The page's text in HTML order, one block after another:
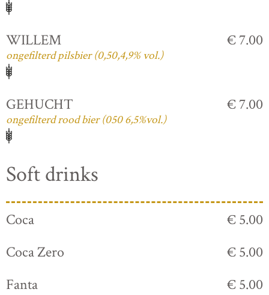
WILLEM
ongefilterd pilsbier (0,50,4,9% vol.)
€ 7.00
GEHUCHT
ongefilterd rood bier (050 6,5%vol.)
€ 7.00
Soft drinks
Coca
€ 5.00
Coca Zero
€ 5.00
Fanta
€ 5.00